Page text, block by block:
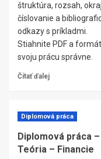
štruktúra, rozsah,
číslovanie a
odkazy s príkladmi.
Stiahnite PDF a
svoju prácu správne.
Čítať ďalej
Diplomová práca
Diplomová práca –
Teória – Financie